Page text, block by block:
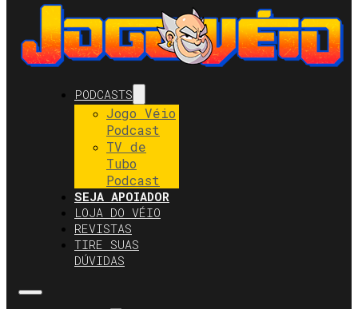
PODCASTS
Jogo Véio
Podcast
TV de
Tubo
Podcast
SEJA APOIADOR
LOJA DO VÉIO
REVISTAS
TIRE SUAS
DÚVIDAS